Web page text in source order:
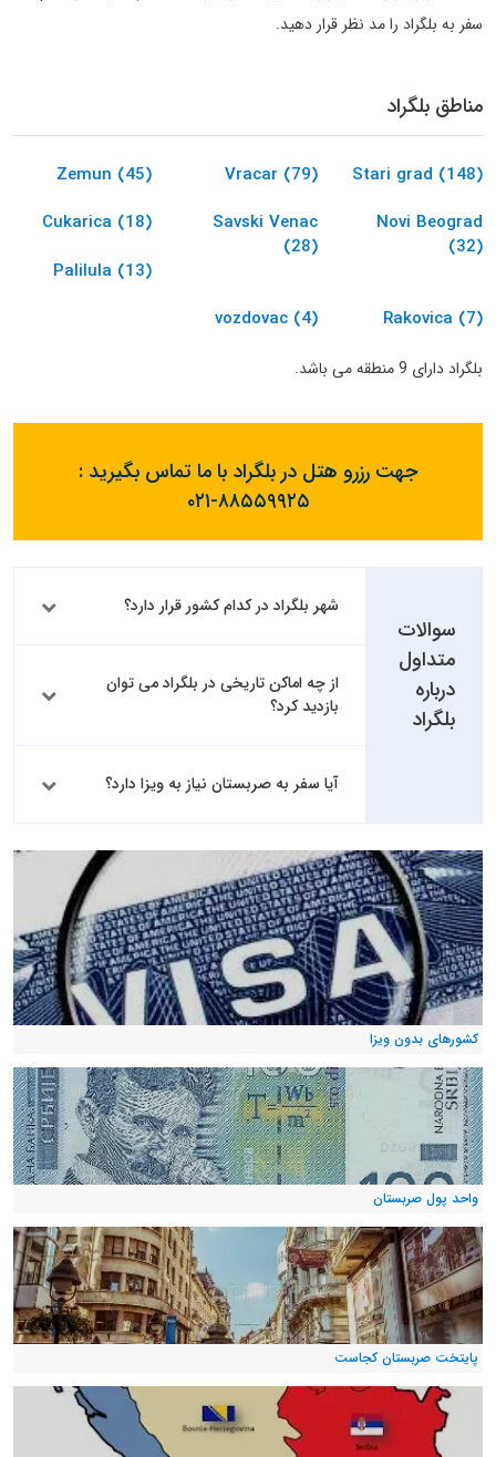
سفر به بلگراد را مد نظر قرار دهید.
مناطق بلگراد
Stari grad (148)
Vracar (79)
Zemun (45)
Novi Beograd
(32)
Savski Venac
(28)
Cukarica (18)
Palilula (13)
Rakovica (7)
vozdovac (4)
بلگراد دارای 9 منطقه می باشد.
جهت رزرو هتل در بلگراد با ما تماس بگیرید :
۰۲۱-۸۸۵۵۹۹۲۵
سوالات
متداول
درباره
بلگراد
شهر بلگراد در کدام کشور قرار دارد؟
از چه اماکن تاریخی در بلگراد می توان
بازدید کرد؟
آیا سفر به صربستان نیاز به ویزا دارد؟
کشورهای بدون ویزا
واحد پول صربستان
پایتخت صربستان کجاست